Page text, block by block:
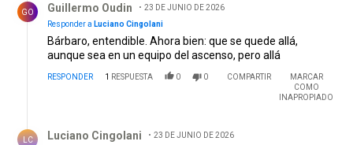
GO Guillermo Oudin
23 DE JUNIO DE 2026
Responder a Luciano Cingolani
Bárbaro, entendible. Ahora bien: que se quede allá,
aunque sea en un equipo del ascenso, pero allá
RESPONDER 1 RESPUESTA 0 0 COMPARTIR
MARCAR
COMO
INAPROPIADO
LC Luciano Cingolani
23 DE JUNIO DE 2026